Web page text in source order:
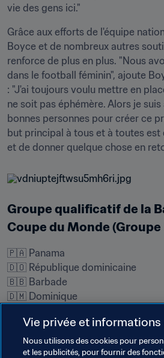
vie des gens ici."
Grâce aux efforts de l'équipe
Boyce et de nombreux autres
renforce de plus en plus. "Nous
dans le football féminin", ajoute
: "J'ai toujours voulu mettre en
ne soit pas éphémère. Alors je
bonnes personnes pour créer ce
but principal à tous et à toutes est
et de donner quelque chose en
Groupe qualificatif de la
Coupe du Monde (Groupe
🇵🇦 Panama
🇩🇴 République dominicaine
🇧🇧 Barbade
🇩🇲 Dominique
Les matches doivent normalement
Calendrier complet ici
Vie privée et
Nous utilisons des cookies pour
et les publicités, pour fournir des